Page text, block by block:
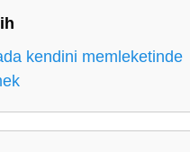
kendini memleketinde